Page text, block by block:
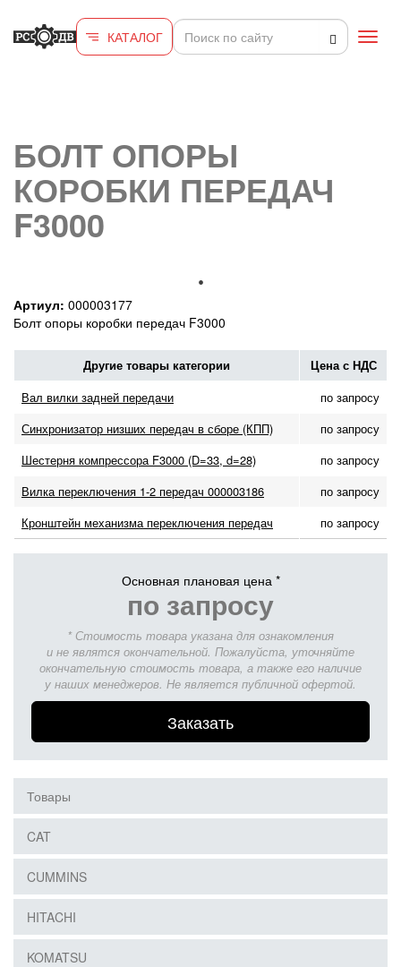
КАТАЛОГ
БОЛТ ОПОРЫ
КОРОБКИ ПЕРЕДАЧ
F3000
Артиул: 000003177
Болт опоры коробки передач F3000
Другие товары категории Цена с НДС
Вал вилки задней передачи
по запросу
Синхронизатор низших передач в сборе (КПП)
по запросу
Шестерня компрессора F3000 (D=33, d=28)
по запросу
Вилка переключения 1-2 передач 000003186
по запросу
Кронштейн механизма переключения передач
по запросу
Основная плановая цена *
по запросу
* Стоимость товара указана для ознакомления
и не являтся окончательной. Пожалуйста, уточняйте
окончательную стоимость товара, а также его наличие
у наших менеджеров. Не является публичной офертой.
Заказать
Товары
CAT
CUMMINS
HITACHI
KOMATSU